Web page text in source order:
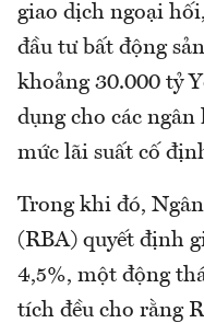
giao dịch ngoại
đầu tư bất động
khoảng 30.000 tỷ
dụng cho các ngân
mức lãi suất cố
Trong khi đó,
(RBA) quyết định
4,5%, một động
tích đều cho rằng